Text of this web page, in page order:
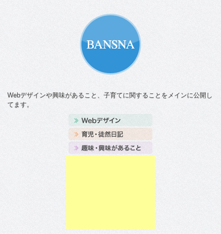
Webデザインや興味があること、子育てに関することをメインに公開し
てます。